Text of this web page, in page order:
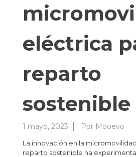
eléctrica
reparto
sostenible
1 mayo, 2023 Por Mooevo
La innovación en la
reparto sostenible ha